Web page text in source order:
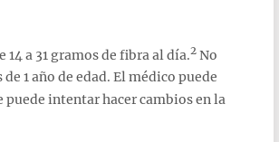
a 31 gramos de fibra al día.2 No
1 año de edad. El médico puede
intentar hacer cambios en la